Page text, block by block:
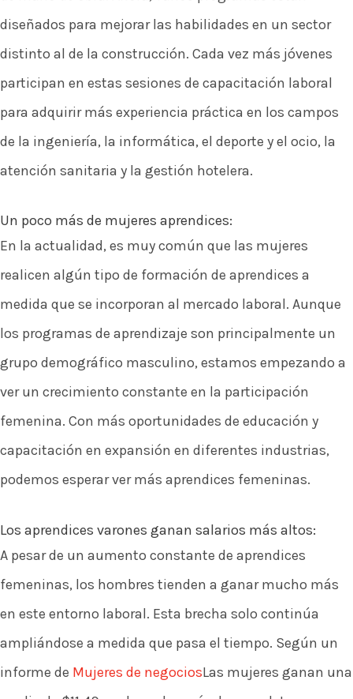
diseñados para mejorar las habilidades en un sector
distinto al de la construcción. Cada vez más jóvenes
participan en estas sesiones de capacitación laboral
para adquirir más experiencia práctica en los campos
de la ingeniería, la informática, el deporte y el ocio, la
atención sanitaria y la gestión hotelera.
Un poco más de mujeres aprendices:
En la actualidad, es muy común que las mujeres
realicen algún tipo de formación de aprendices a
medida que se incorporan al mercado laboral. Aunque
los programas de aprendizaje son principalmente un
grupo demográfico masculino, estamos empezando a
ver un crecimiento constante en la participación
femenina. Con más oportunidades de educación y
capacitación en expansión en diferentes industrias,
podemos esperar ver más aprendices femeninas.
Los aprendices varones ganan salarios más altos:
A pesar de un aumento constante de aprendices
femeninas, los hombres tienden a ganar mucho más
en este entorno laboral. Esta brecha solo continúa
ampliándose a medida que pasa el tiempo. Según un
informe de Mujeres de negociosLas mujeres ganan una